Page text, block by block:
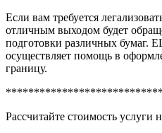
Если вам требуется
отличным выходом будет
подготовки различных бумаг.
осуществляет помощь в
границу.
Рассчитайте стоимость услуги